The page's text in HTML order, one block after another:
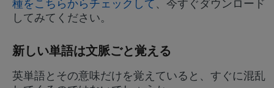
種をこちらからチェックして、今すぐダウンロード
してみてください。
新しい単語は文脈ごと覚える
英単語とその意味だけを覚えていると、すぐに混乱